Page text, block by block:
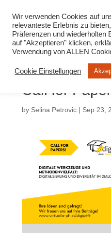
Call for
by Selina Petrovic| Sep 23,
Wir verwenden Cookies auf
relevanteste Erlebnis zu
Präferenzen und wiederholten
auf "Akzeptieren" klicken,
Verwendung von ALLEN
Cookie Einstellungen